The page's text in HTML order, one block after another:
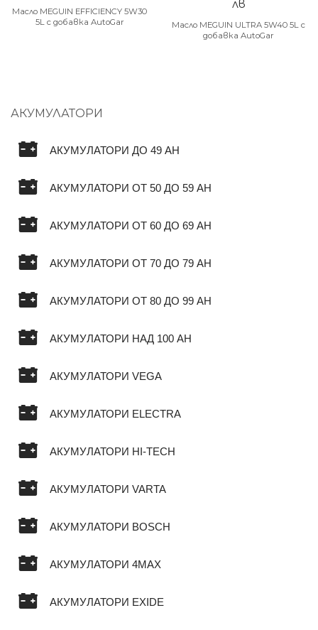
Масло MEGUIN EFFICIENCY 5W30
5L с добавка AutoGar
лв
Масло MEGUIN ULTRA 5W40 5L с
добавка AutoGar
АКУМУЛАТОРИ
АКУМУЛАТОРИ ДО 49 AH
АКУМУЛАТОРИ ОТ 50 ДО 59 AH
АКУМУЛАТОРИ ОТ 60 ДО 69 AH
АКУМУЛАТОРИ ОТ 70 ДО 79 AH
АКУМУЛАТОРИ ОТ 80 ДО 99 AH
АКУМУЛАТОРИ НАД 100 AH
АКУМУЛАТОРИ VEGA
АКУМУЛАТОРИ ELECTRA
АКУМУЛАТОРИ HI-TECH
АКУМУЛАТОРИ VARTA
АКУМУЛАТОРИ BOSCH
АКУМУЛАТОРИ 4MAX
АКУМУЛАТОРИ EXIDE